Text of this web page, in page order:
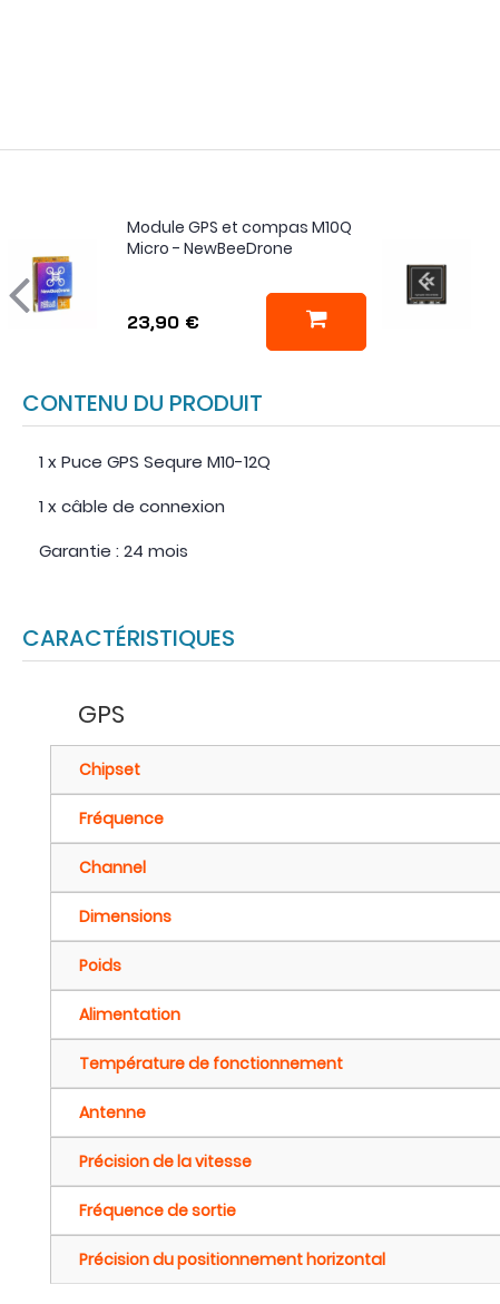
Module GPS et compas M10Q
Micro - NewBeeDrone
23,90 €
CONTENU DU PRODUIT
1 x Puce GPS Sequre M10-12Q
1 x câble de connexion
Garantie : 24 mois
CARACTÉRISTIQUES
GPS
Chipset
Fréquence
Channel
Dimensions
Poids
Alimentation
Température de fonctionnement
Antenne
Précision de la vitesse
Fréquence de sortie
Précision du positionnement horizontal